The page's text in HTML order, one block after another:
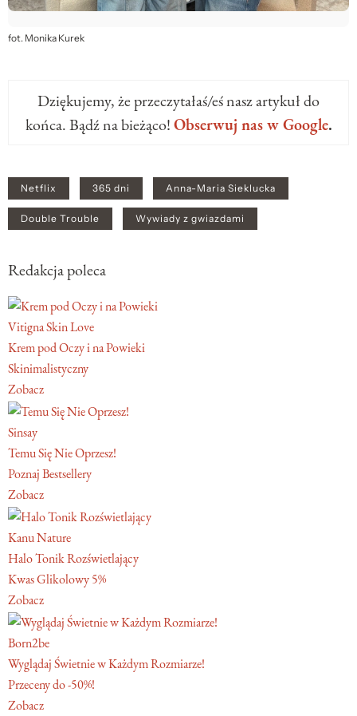
fot. Monika Kurek
Dziękujemy, że przeczytałaś/eś nasz artykuł do
końca. Bądź na bieżąco!Obserwuj nas w Google.
Netflix 365 dni Anna-Maria Sieklucka
Double Trouble Wywiady z gwiazdami
Redakcja poleca
Vitigna Skin Love
Krem pod Oczy i na Powieki
Skinimalistyczny
Zobacz
Sinsay
Temu Się Nie Oprzesz!
Poznaj Bestsellery
Zobacz
Kanu Nature
Halo Tonik Rozświetlający
Kwas Glikolowy 5%
Zobacz
Born2be
Wyglądaj Świetnie w Każdym Rozmiarze!
Przeceny do -50%!
Zobacz